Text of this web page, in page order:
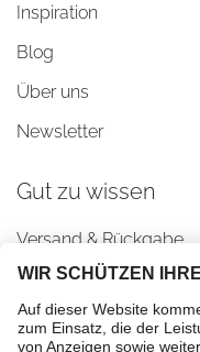
Inspiration
Blog
Über uns
Newsletter
Gut zu wissen
Versand & Rückgabe
AGBs
Datenschutz